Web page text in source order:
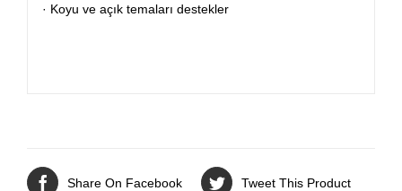
· Koyu ve açık temaları destekler
Share On Facebook Tweet This Product